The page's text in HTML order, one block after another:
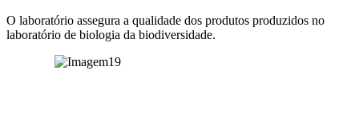
O laboratório assegura a qualidade dos produtos produzidos no
laboratório de biologia da biodiversidade.